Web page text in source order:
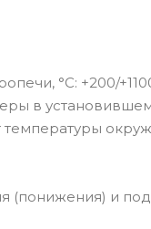
°С: +200/
в
(понижения) и